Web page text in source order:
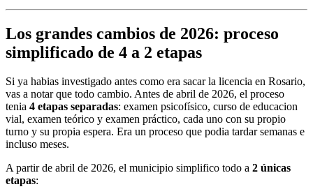
Los grandes cambios de 2026: proceso
simplificado de 4 a 2 etapas
Si ya habias investigado antes como era sacar la licencia en Rosario,
vas a notar que todo cambio. Antes de abril de 2026, el proceso
tenia 4 etapas separadas: examen psicofísico, curso de educacion
vial, examen teórico y examen práctico, cada uno con su propio
turno y su propia espera. Era un proceso que podia tardar semanas e
incluso meses.
A partir de abril de 2026, el municipio simplifico todo a 2 únicas
etapas: